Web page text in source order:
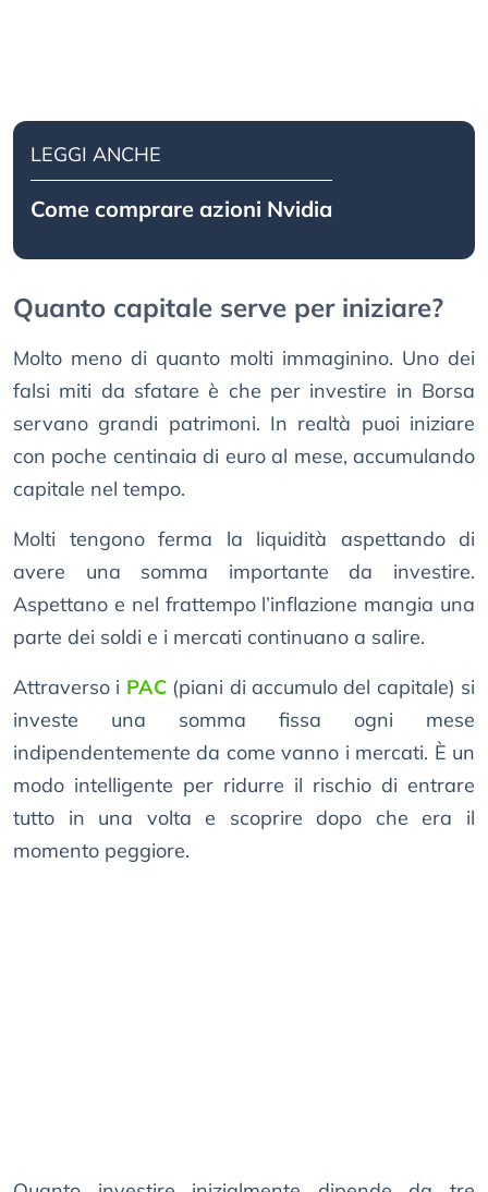
LEGGI ANCHE
Come comprare azioni Nvidia
Quanto capitale serve per iniziare?
Molto meno di quanto molti immaginino. Uno dei
falsi miti da sfatare è che per investire in Borsa
servano grandi patrimoni. In realtà puoi iniziare
con poche centinaia di euro al mese, accumulando
capitale nel tempo.
Molti tengono ferma la liquidità aspettando di
avere una somma importante da investire.
Aspettano e nel frattempo l’inflazione mangia una
parte dei soldi e i mercati continuano a salire.
Attraverso i PAC(piani di accumulo del capitale) si
investe una somma fissa ogni mese
indipendentemente da come vanno i mercati. È un
modo intelligente per ridurre il rischio di entrare
tutto in una volta e scoprire dopo che era il
momento peggiore.